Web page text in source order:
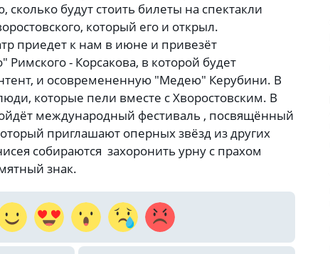
сколько будут стоить билеты на спектакли
который его и открыл.
приедет к нам в июне и привезёт
Римского - Корсакова, в которой будет
и осовремененную "Медею" Керубини. В
которые пели вместе с Хворостовским. В
международный фестиваль , посвящённый
приглашают оперных звёзд из других
собираются захоронить урну с прахом
знак.